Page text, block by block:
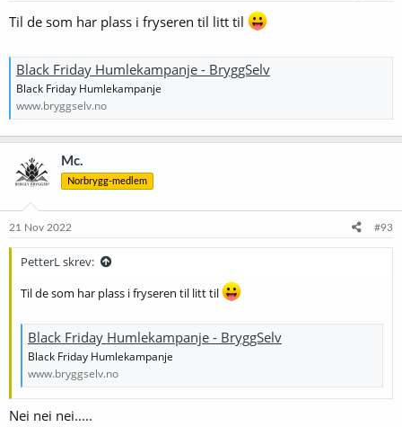
Til de som har plass i fryseren til litt til
Black Friday Humlekampanje - BryggSelv
Black Friday Humlekampanje
www.bryggselv.no
Mc.
Norbrygg-medlem
21 Nov 2022 #93
PetterL skrev:
Til de som har plass i fryseren til litt til
Black Friday Humlekampanje - BryggSelv
Black Friday Humlekampanje
www.bryggselv.no
Nei nei nei.....